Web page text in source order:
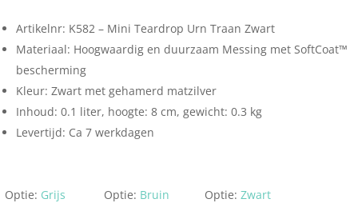
Artikelnr: K582 – Mini Teardrop Urn Traan Zwart
Materiaal: Hoogwaardig en duurzaam Messing met SoftCoat™
bescherming
Kleur: Zwart met gehamerd matzilver
Inhoud: 0.1 liter, hoogte: 8 cm, gewicht: 0.3 kg
Levertijd: Ca 7 werkdagen
Optie: Grijs Optie: Bruin Optie: Zwart